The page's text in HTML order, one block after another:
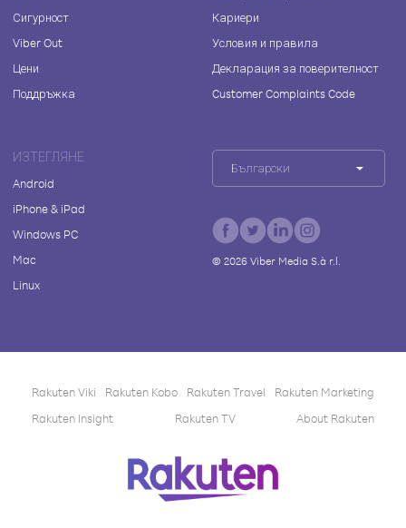
Сигурност
Viber Out
Цени
Поддръжка
Кариери
Условия и правила
Декларация за поверителност
Customer Complaints Code
ИЗТЕГЛЯНЕ
Android
iPhone & iPad
Windows PC
Mac
Linux
Български
© 2026Viber Media S.à r.l.
Rakuten Viki Rakuten Kobo Rakuten Travel
Rakuten Marketing
Rakuten Insight
Rakuten TV About Rakuten